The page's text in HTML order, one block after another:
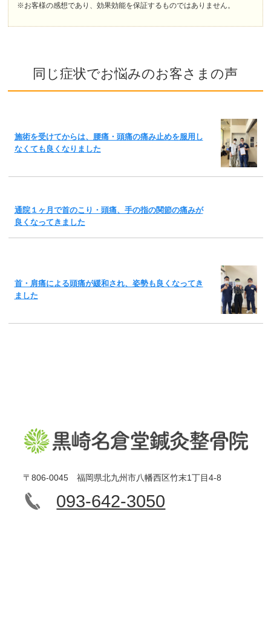
※お客様の感想であり、効果効能を保証するものではありません。
同じ症状でお悩みのお客さまの声
施術を受けてからは、腰痛・頭痛の痛み止めを服用し
なくても良くなりました
通院１ヶ月で首のこり・頭痛、手の指の関節の痛みが
良くなってきました
首・肩痛による頭痛が緩和され、姿勢も良くなってき
ました
〒806-0045 福岡県北九州市八幡西区竹末1丁目4-8
093-642-3050